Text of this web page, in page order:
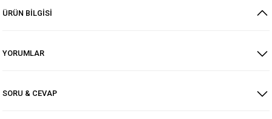
ÜRÜN BİLGİSİ
YORUMLAR
SORU & CEVAP